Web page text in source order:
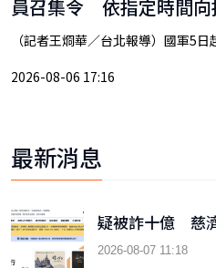
員召集令 依指定時間向
（記者王烱華／台北報導）國軍5
2026-08-06 17:16
最新消息
疑被詐十億 慈
2026-08-07 11:18